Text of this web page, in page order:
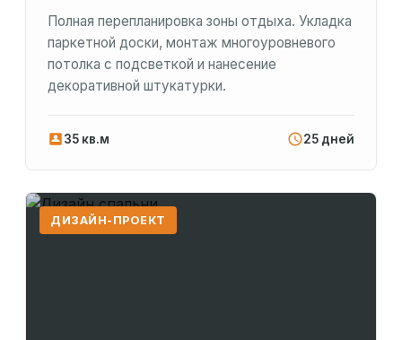
Полная перепланировка зоны отдыха. Укладка
паркетной доски, монтаж многоуровневого
потолка с подсветкой и нанесение
декоративной штукатурки.
35 кв.м 25 дней
ДИЗАЙН-ПРОЕКТ